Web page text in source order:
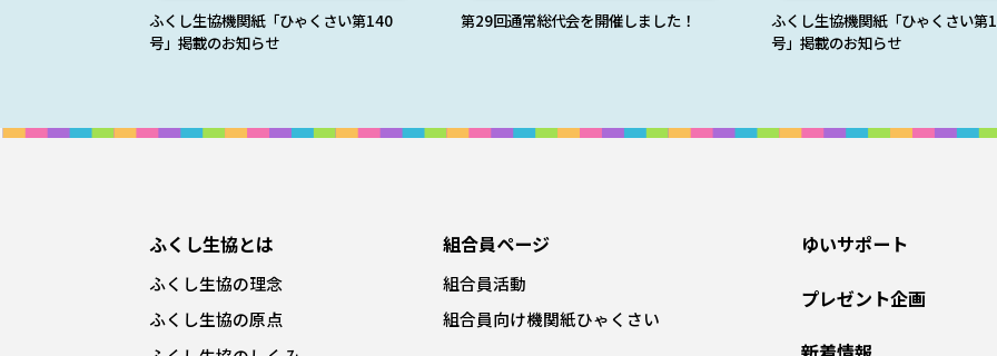
ふくし生協機関紙「ひゃくさい第140
号」掲載のお知らせ
第29回通常総代会を開催しました！
ふくし生協機関紙「ひゃくさい第
号」掲載のお知らせ
ふくし生協とは
ふくし生協の理念
ふくし生協の原点
組合員ページ
組合員活動
組合員向け機関紙ひゃくさい
ゆいサポート
プレゼント企画